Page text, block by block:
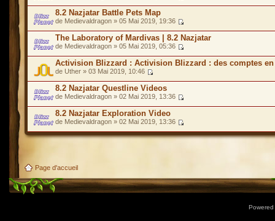
8.2 Nazjatar Battle Pets Map
de Medievaldragon » 05 Mai 2019, 19:36
The Laboratory of Mardivas | 8.2 Nazjatar
de Medievaldragon » 05 Mai 2019, 05:36
Activision Blizzard : Activision Blizzard : des comptes
de Uther » 03 Mai 2019, 10:46
8.2 Nazjatar Questline Videos
de Medievaldragon » 02 Mai 2019, 13:36
8.2 Nazjatar Exploration Video
de Medievaldragon » 02 Mai 2019, 13:36
Page d'accueil